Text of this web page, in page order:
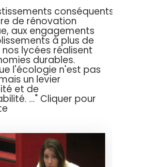
conséquents
de rénovation
aux engagements
à plus de
lycées réalisent
durables.
l'écologie n'est pas
un levier
et de
..." Cliquer pour